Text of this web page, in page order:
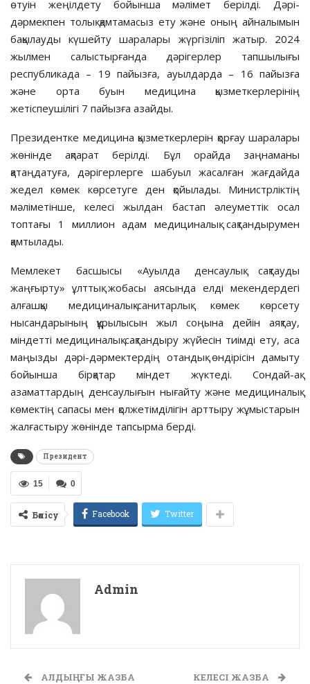
өтуін жеңілдету бойынша мәлімет берілді. Дәрі-
дәрмекпен толық қамтамасыз ету және оның айналымын
бақылауды күшейту шаралары жүргізіліп жатыр. 2024
жылмен салыстырғанда дәрігерлер тапшылығы
республикада – 19 пайызға, ауылдарда – 16 пайызға
және орта буын медицина қызметкерлерінің
жетіспеушілігі 7 пайызға азайды.
Президентке медицина қызметкерлерін қорғау шаралары
жөнінде ақпарат берілді. Бұл орайда заңнаманы
қатаңдатуға, дәрігерлерге шабуыл жасалған жағдайда
жедел көмек көрсетуге ден қойылады. Министрліктің
мәліметінше, келесі жылдан бастап әлеуметтік осал
топтағы 1 миллион адам медициналық сақтандырумен
қамтылады.
Мемлекет басшысы «Ауылда денсаулық сақтауды
жаңғырту» ұлттық жобасы аясында елді мекендердегі
алғашқы медициналық-санитарлық көмек көрсету
нысандарының құрылысын жыл соңына дейін аяқтау,
міндетті медициналық сақтандыру жүйесін тиімді ету, аса
маңызды дәрі-дәрмектердің отандық өндірісін дамыту
бойынша бірқатар міндет жүктеді. Сондай-ақ
азаматтардың денсаулығын нығайту және медициналық
көмектің сапасы мен қолжетімділігін арттыру жұмыстарын
жалғастыру жөнінде тапсырма берді.
Президент
0
15
Бөлісу Facebook Twitter
Admin
АЛДЫҢҒЫ ЖАЗБА КЕЛЕСІ ЖАЗБА